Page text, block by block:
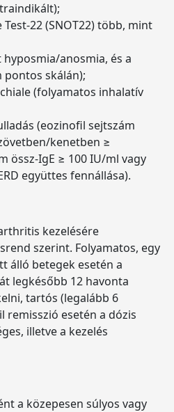
22 (SNOT22) több, mint
anosmia, és a
pontos skálán);
(folyamatos inhalatív
(eozinofil sejtszám
kenetben ≥
össz-IgE ≥ 100 IU/ml vagy
együttes fennállása).
kezelésére
szerint. Folyamatos, egy
álló betegek esetén a
legkésőbb 12 havonta
tartós (legalább 6
remisszió esetén a dózis
illetve a kezelés
a közepesen súlyos vagy